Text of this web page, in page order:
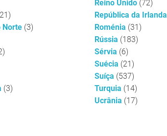
Norte (3)
(3)
Reino Unido (72)
República da Irlanda
Roménia (31)
Rússia (183)
Sérvia (6)
Suécia (21)
Suíça (537)
Turquia (14)
Ucrânia (17)